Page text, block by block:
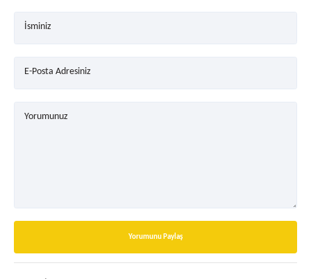
İsminiz
E-Posta Adresiniz
Yorumunuz
Yorumunu Paylaş